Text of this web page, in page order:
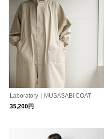
Laboratory｜MUSASABI COAT
35,200円